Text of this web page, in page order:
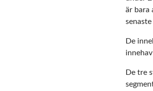
är bara
De
De tre